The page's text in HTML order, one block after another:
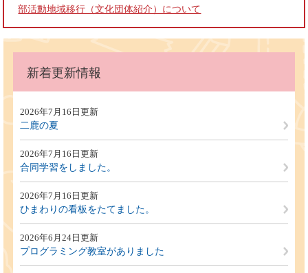
部活動地域移行（文化団体紹介）について
新着更新情報
2026年7月16日更新
二鹿の夏
2026年7月16日更新
合同学習をしました。
2026年7月16日更新
ひまわりの看板をたてました。
2026年6月24日更新
プログラミング教室がありました